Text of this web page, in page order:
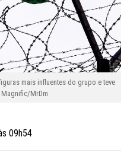
mais influentes do grupo e teve
Magnific/MrDm
09h54